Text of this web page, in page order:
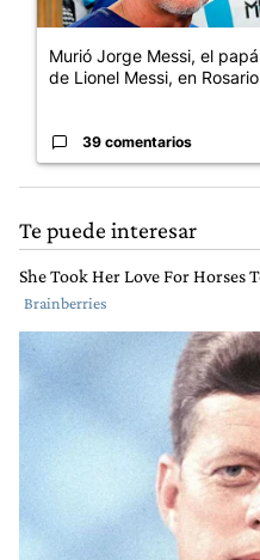
Murió Jorge Messi, el papá
de Lionel Messi, en Rosario
39 comentarios